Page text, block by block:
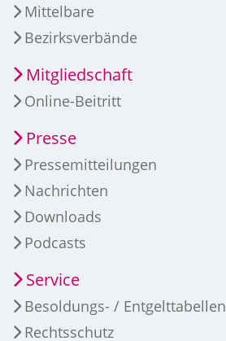
Mittelbare
Bezirksverbände
Mitgliedschaft
Online-Beitritt
Presse
Pressemitteilungen
Nachrichten
Downloads
Podcasts
Service
Besoldungs- / Entgelttabellen
Rechtsschutz